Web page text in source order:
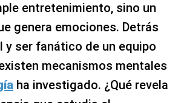
entretenimiento, sino un
genera emociones. Detrás
y ser fanático de un equipo
mecanismos mentales
ha investigado. ¿Qué revela